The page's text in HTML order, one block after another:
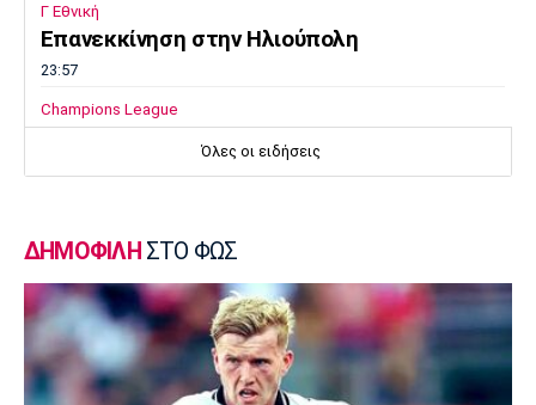
Γ Εθνική
Επανεκκίνηση στην Ηλιούπολη
23:57
Champions League
Μαφέο, Ροντινέι και το… καμπανάκι για τον
Βόλος: Ανακοίνωσε χορηγική συμφωνία
23:32
Εθνικές Μπάσκετ
Προδρομίδη: «Ήταν θέμα εγωισμού»
23:20
Όλες οι ειδήσεις
ΔΗΜΟΦΙΛΗ ΣΤΟ ΦΩΣ